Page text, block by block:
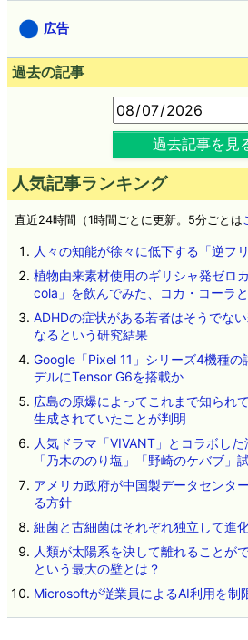
広告
過去の記事
過去記事を見
人気記事ランキング
直近24時間（1時間ごとに更新。5分ごとは
人々の知能が徐々に低下する「逆フ
植物由来素材使用のギリシャ発ゼロ
cola」を飲んでみた、コカ・コーラ
ADHDの症状がある若者はそうでな
なるという研究結果
Google「Pixel 11」シリーズ4機種の
デルにTensor G6を搭載か
広島の原爆によってこれまで知られ
生成されていたことが判明
人気ドラマ「VIVANT」とコラボし
「乃木ののり塩」「野崎のケバブ」
アメリカ政府が中国製データセンタ
る方針
細菌と古細菌はそれぞれ独立して進
人類が太陽系を決して離れることが
という最大の壁とは？
Microsoftが従業員によるAI利用を制